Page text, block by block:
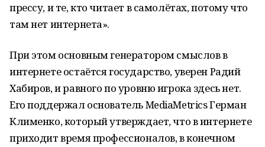
прессу, и те, кто читает в самолётах, потому что
там нет интернета».
При этом основным генератором смыслов в
интернете остаётся государство, уверен Радий
Хабиров, и равного по уровню игрока здесь нет.
Его поддержал основатель MediaMetrics Герман
Клименко, который утверждает, что в интернете
приходит время профессионалов, в конечном